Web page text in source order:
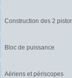
Construction des 2
Bloc de puissance
Aériens et périscopes